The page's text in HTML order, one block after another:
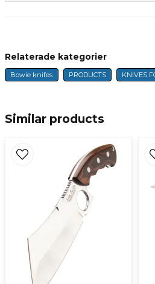
name
Name
Ja, ni får publicera min
Similar products
Relaterade kategorier
Bowie knifes PRODUCTS KNIVES